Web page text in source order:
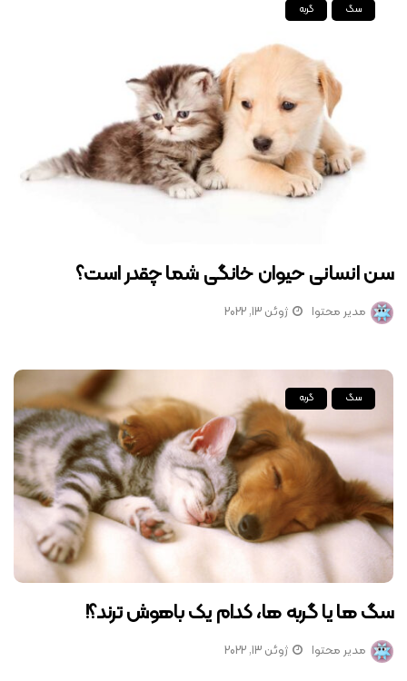
سگ گربه
سن انسانی حیوان خانگی شما چقدر است؟
مدیر محتوا ژوئن 13, 2022
سگ گربه
سگ‌ ها یا گربه‌ ها، کدام‌ یک باهوش‌ ترند؟!
مدیر محتوا ژوئن 13, 2022